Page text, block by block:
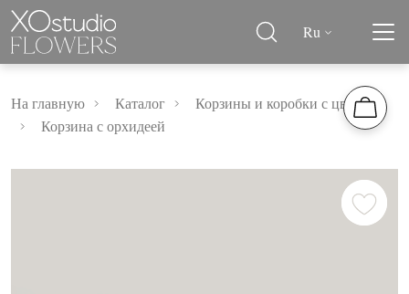
Ru
На главную Каталог
Корзины и коробки с цветами
Корзина с орхидеей